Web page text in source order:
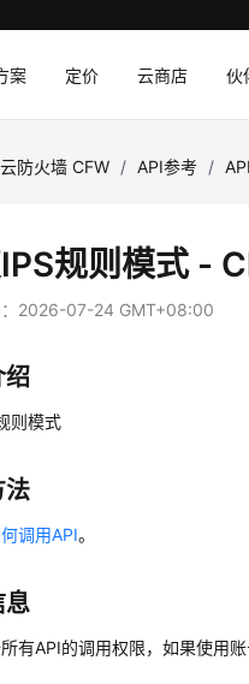
案 定价 云商店 伙
云防火墙 CFW / API参考 / API
规则模式 -
2026-07-24 GMT+08:00
绍
则模式
法
调用API。
息
有API的调用权限，如果使用